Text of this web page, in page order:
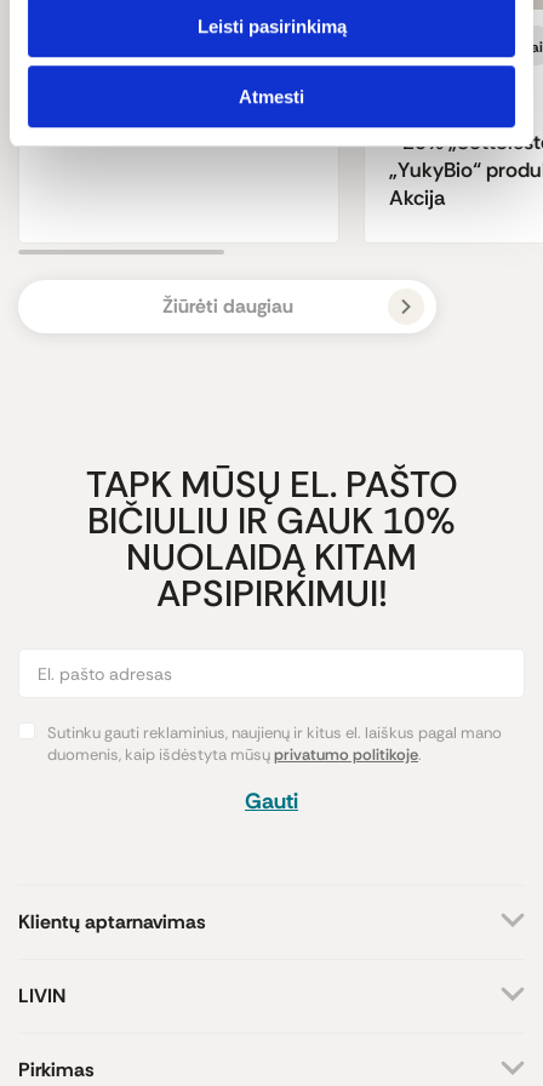
Leisti pasirinkimą
Atmesti
LIVIN Pasiūlymai
–20 % vaikams skirtiems
produktams | Akcija
Užkandžiai
–20%
„YukyBio“
Akcija
Žiūrėti daugiau
TAPK MŪSŲ EL. PAŠTO
BIČIULIU IR GAUK 10%
NUOLAIDĄ KITAM
APSIPIRKIMUI!
Sutinku gauti reklaminius, naujienų ir kitus el. laiškus pagal mano
duomenis, kaip išdėstyta mūsųprivatumo politikoje.
Gauti
Klientų aptarnavimas
Rašyti užklausą
Atsakome darbo dienomis
LIVIN
Kontaktai
Pirkimas